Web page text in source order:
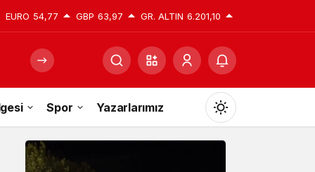
EURO 54,77 GBP 63,97 GR. ALTIN 6.201,10
Spor Yazarlarımız
Mod
değiştir